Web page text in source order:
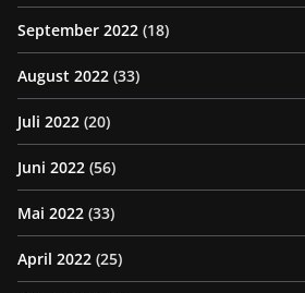
September 2022 (18)
August 2022 (33)
Juli 2022 (20)
Juni 2022 (56)
Mai 2022 (33)
April 2022 (25)